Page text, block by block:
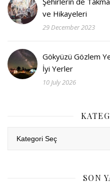
ve Hikayeleri
29 December 2023
Gökyüzü Gözlem
İyi Yerler
10 July 2026
SON